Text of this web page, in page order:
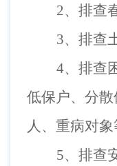
2、排查
3、排查
4、排查
低保户、分
人、重病对象
5、排查